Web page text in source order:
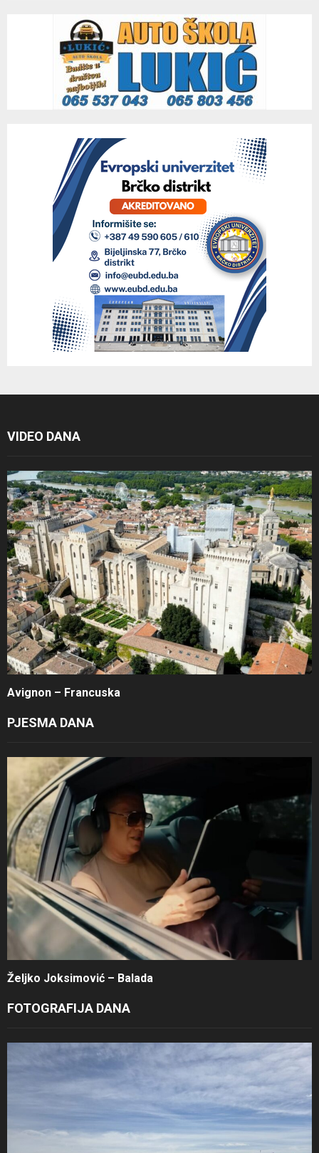
VIDEO DANA
Avignon – Francuska
PJESMA DANA
Željko Joksimović – Balada
FOTOGRAFIJA DANA